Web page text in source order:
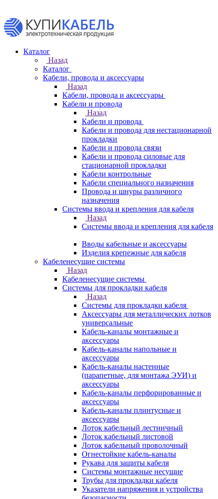
Каталог
Назад
Каталог
Кабели, провода и аксессуары
Назад
Кабели, провода и аксессуары
Кабели и провода
Назад
Кабели и провода
Кабели и провода для нестационарной
прокладки
Кабели и провода связи
Кабели и провода силовые для
стационарной прокладки
Кабели контрольные
Кабели специального назначения
Провода и шнуры различного
назначения
Системы ввода и крепления для кабеля
Назад
Системы ввода и крепления для кабеля
Вводы кабельные и аксессуары
Изделия крепежные для кабеля
Кабеленесущие системы
Назад
Кабеленесущие системы
Системы для прокладки кабеля
Назад
Системы для прокладки кабеля
Аксессуары для металлических лотков
универсальные
Кабель-каналы монтажные и
аксессуары
Кабель-каналы напольные и
аксессуары
Кабель-каналы настенные
(парапетные, для монтажа ЭУИ) и
аксессуары
Кабель-каналы перфорированные и
аксессуары
Кабель-каналы плинтусные и
аксессуары
Лоток кабельный лестничный
Лоток кабельный листовой
Лоток кабельный проволочный
Огнестойкие кабель-каналы
Рукава для защиты кабеля
Системы монтажные несущие
Трубы для прокладки кабеля
Указатели напряжения и устройства